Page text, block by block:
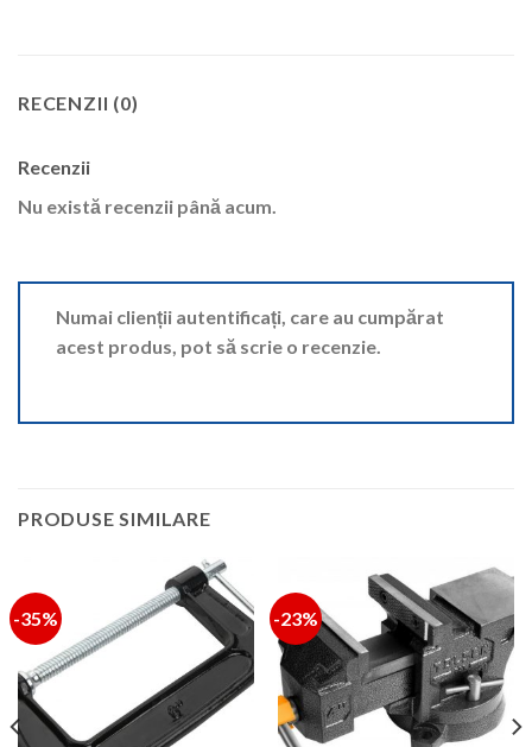
RECENZII (0)
Recenzii
Nu există recenzii până acum.
Numai clienții autentificați, care au cumpărat
acest produs, pot să scrie o recenzie.
PRODUSE SIMILARE
-35% -23%